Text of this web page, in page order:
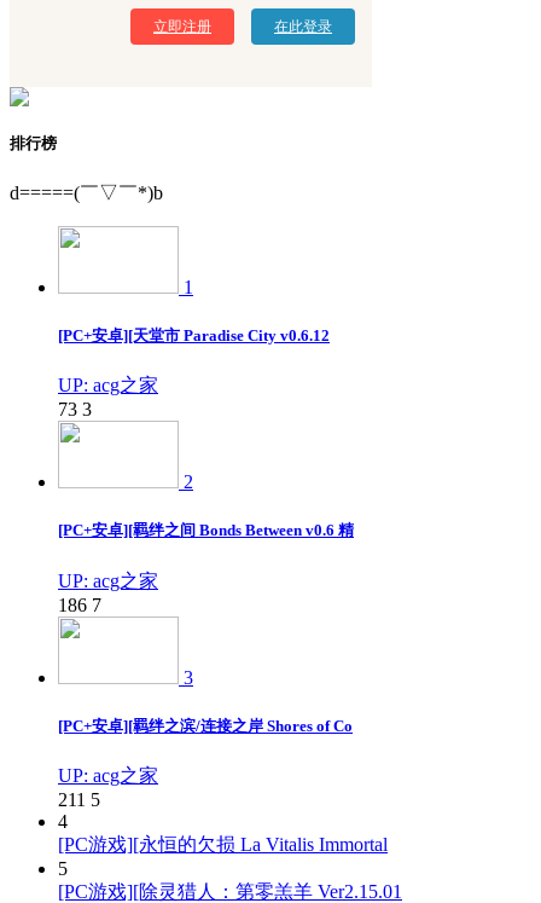
立即注册 在此登录
排行榜
d=====(￣▽￣*)b
1
[PC+安卓][天堂市 Paradise City v0.6.12
UP: acg之家
73 3
2
[PC+安卓][羁绊之间 Bonds Between v0.6 精
UP: acg之家
186 7
3
[PC+安卓][羁绊之滨/连接之岸 Shores of Co
UP: acg之家
211 5
4
[PC游戏][永恒的欠损 La Vitalis Immortal
5
[PC游戏][除灵猎人：第零羔羊 Ver2.15.01